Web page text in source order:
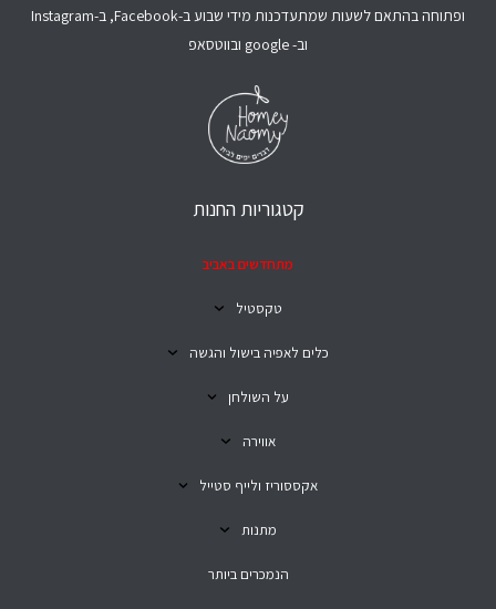
ופתוחה בהתאם לשעות שמתעדכנות מידי שבוע ב-Facebook, ב-Instagram
וב- google ובווטסאפ
קטגוריות החנות
מתחדשים באביב
טקסטיל
כלים לאפיה בישול והגשה
על השולחן
אווירה
אקססוריז ולייף סטייל
מתנות
הנמכרים ביותר